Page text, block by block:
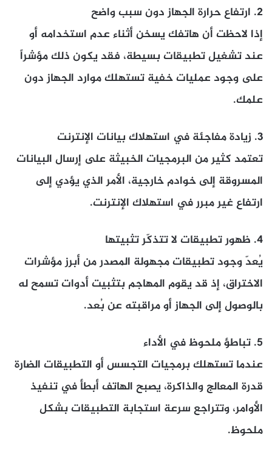
2. ارتفاع حرارة الجهاز دون سبب واضح
إذا لاحظت أن هاتفك يسخن أثناء عدم استخدامه أو
عند تشغيل تطبيقات بسيطة، فقد يكون ذلك مؤشراً
على وجود عمليات خفية تستهلك موارد الجهاز دون
علمك.
3. زيادة مفاجئة في استهلاك بيانات الإنترنت
تعتمد كثير من البرمجيات الخبيثة على إرسال البيانات
المسروقة إلى خوادم خارجية، الأمر الذي يؤدي إلى
ارتفاع غير مبرر في استهلاك الإنترنت.
4. ظهور تطبيقات لا تتذكّر تثبيتها
يُعدّ وجود تطبيقات مجهولة المصدر من أبرز مؤشرات
الاختراق، إذ قد يقوم المهاجم بتثبيت أدوات تسمح له
بالوصول إلى الجهاز أو مراقبته عن بُعد.
5. تباطؤ ملحوظ في الأداء
عندما تستهلك برمجيات التجسس أو التطبيقات الضارة
قدرة المعالج والذاكرة، يصبح الهاتف أبطأ في تنفيذ
الأوامر، وتتراجع سرعة استجابة التطبيقات بشكل
ملحوظ.